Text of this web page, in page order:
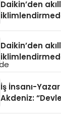
Daikin’den
Daikin’den
dönem:
İş İnsanı-
Akdeniz: